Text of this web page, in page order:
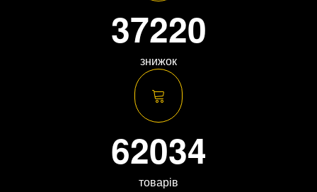
37220
знижок
62034
товарів